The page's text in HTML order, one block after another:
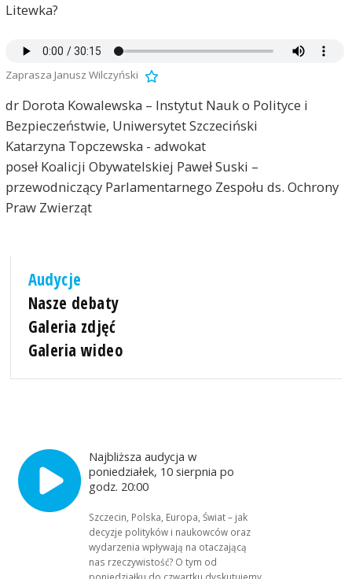
Litewka?
Zaprasza Janusz Wilczyński
dr Dorota Kowalewska – Instytut Nauk o Polityce i
Bezpieczeństwie, Uniwersytet Szczeciński
Katarzyna Topczewska - adwokat
poseł Koalicji Obywatelskiej Paweł Suski –
przewodniczący Parlamentarnego Zespołu ds. Ochrony
Praw Zwierząt
Audycje
Nasze debaty
Galeria zdjęć
Galeria wideo
Najbliższa audycja w
poniedziałek, 10 sierpnia po
godz. 20:00
Szczecin, Polska, Europa, Świat – jak
decyzje polityków i naukowców oraz
wydarzenia wpływają na otaczającą
nas rzeczywistość? O tym od